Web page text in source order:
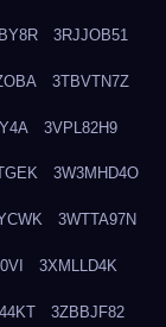
3RJJOB51
3TBVTN7Z
3VPL82H9
3W3MHD4O
3WTTA97N
3XMLLD4K
3ZBBJF82